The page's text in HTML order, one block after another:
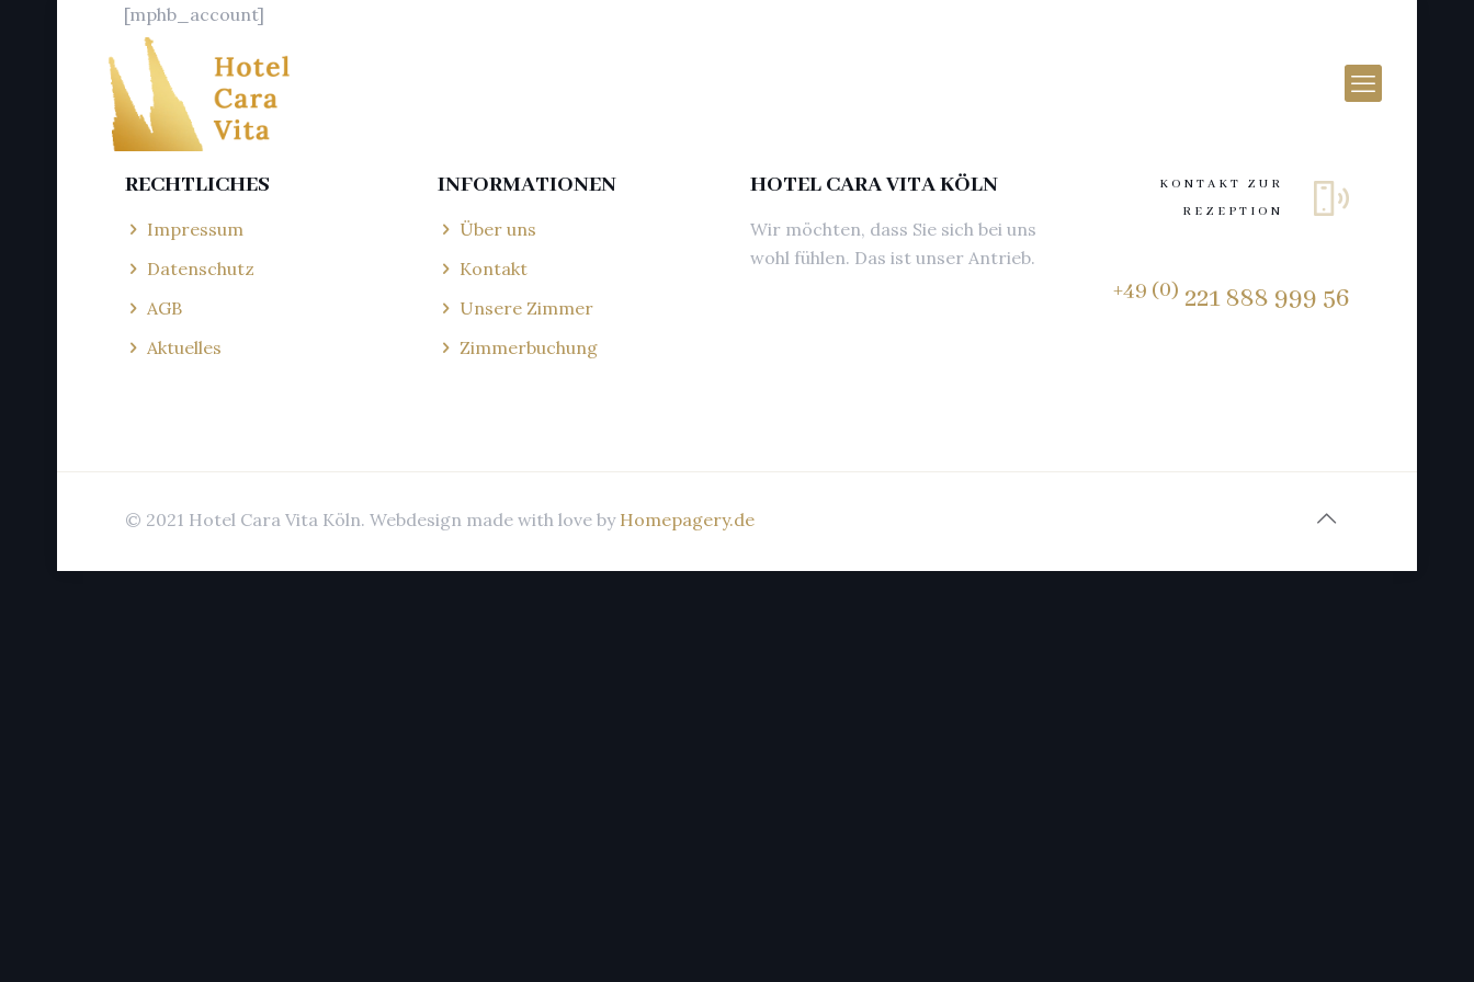
[mphb_account]
RECHTLICHES
Impressum
Datenschutz
AGB
Aktuelles
INFORMATIONEN
Über uns
Kontakt
Unsere Zimmer
Zimmerbuchung
HOTEL CARA VITA KÖLN
Wir möchten, dass Sie sich bei uns
wohl fühlen. Das ist unser Antrieb.
KONTAKT ZUR
REZEPTION
+49 (0) 221 888 999 56
© 2021 Hotel Cara Vita Köln. Webdesign made with love by Homepagery.de